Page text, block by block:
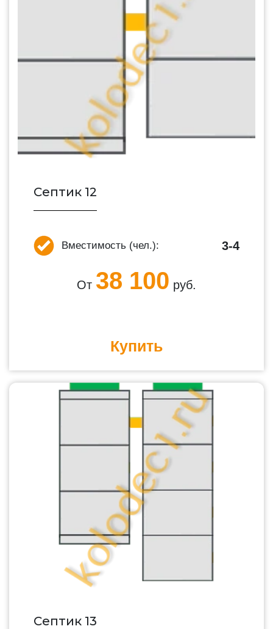
Септик 12
Вместимость (чел.): 3-4
От 38 100 руб.
Купить
Септик 13